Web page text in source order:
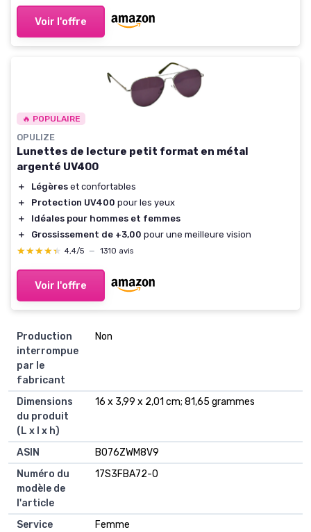
Voir l'offre
🔥 POPULAIRE
OPULIZE
Lunettes de lecture petit format en métal
argenté UV400
＋ Légères et confortables
＋
Protection UV400 pour les yeux
＋
Idéales pour hommes et femmes
＋
Grossissement de +3,00 pour une meilleure vision
★★★★★
★★★★★ 4,4/5 — 1310 avis
Voir l'offre
Production
interrompue
par le
fabricant
Non
Dimensions
du produit
(L x l x h)
16 x 3,99 x 2,01 cm; 81,65 grammes
ASIN
B076ZWM8V9
Numéro du
modèle de
l'article
17S3FBA72-0
Service
Femme